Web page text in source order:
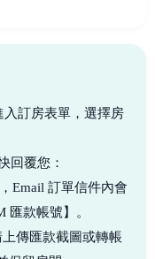
入訂房表單，選擇房
回覆您：
Email 訂單信件內會
匯款帳號】。
傳匯款截圖或轉帳